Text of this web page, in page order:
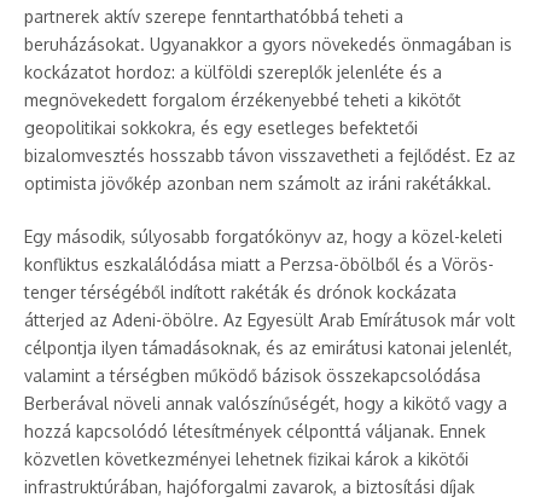
partnerek aktív szerepe fenntarthatóbbá teheti a
beruházásokat. Ugyanakkor a gyors növekedés önmagában is
kockázatot hordoz: a külföldi szereplők jelenléte és a
megnövekedett forgalom érzékenyebbé teheti a kikötőt
geopolitikai sokkokra, és egy esetleges befektetői
bizalomvesztés hosszabb távon visszavetheti a fejlődést. Ez az
optimista jövőkép azonban nem számolt az iráni rakétákkal.
Egy második, súlyosabb forgatókönyv az, hogy a közel-keleti
konfliktus eszkalálódása miatt a Perzsa-öbölből és a Vörös-
tenger térségéből indított rakéták és drónok kockázata
átterjed az Adeni-öbölre. Az Egyesült Arab Emírátusok már volt
célpontja ilyen támadásoknak, és az emirátusi katonai jelenlét,
valamint a térségben működő bázisok összekapcsolódása
Berberával növeli annak valószínűségét, hogy a kikötő vagy a
hozzá kapcsolódó létesítmények célponttá váljanak. Ennek
közvetlen következményei lehetnek fizikai károk a kikötői
infrastruktúrában, hajóforgalmi zavarok, a biztosítási díjak